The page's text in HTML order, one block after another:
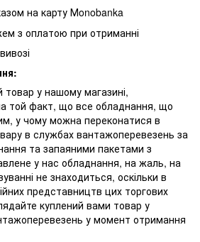
на карту Мonobanka
з оплатою при отриманні
товар у нашому магазині,
той факт, що все обладнання, що
у чому можна переконатися в
в службах вантажоперевезень за
та запаяними пакетами з
у нас обладнання, на жаль, на
не знаходиться, оскільки в
представництв цих торгових
куплений вами товар у
у момент отримання